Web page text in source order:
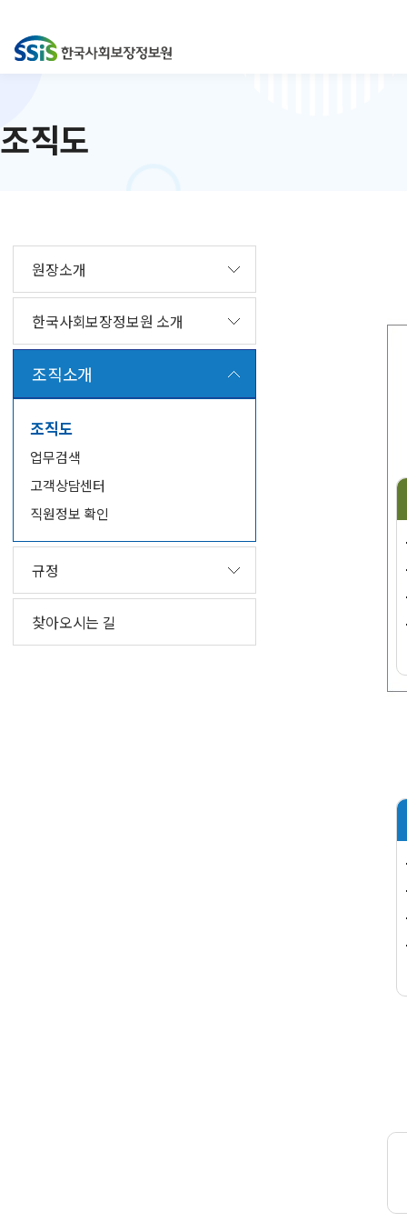
조직도
원장소개
한국사회보장정보원 소개
조직소개
조직도
업무검색
고객상담센터
직원정보 확인
규정
찾아오시는 길